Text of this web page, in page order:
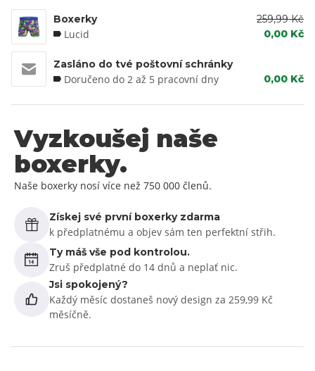
Boxerky
Lucid
259,99 Kč
0,00 Kč
Zasláno do tvé poštovní schránky
Doručeno do 2 až 5 pracovní dny 0,00 Kč
Vyzkoušej naše
boxerky.
Naše boxerky nosí více než 750 000 členů.
Získej své první boxerky zdarma
k předplatnému a objev sám ten perfektní střih.
Ty máš vše pod kontrolou.
Zruš předplatné do 14 dnů a neplať nic.
Jsi spokojený?
Každý měsíc dostaneš nový design za 259,99 Kč
měsíčně.